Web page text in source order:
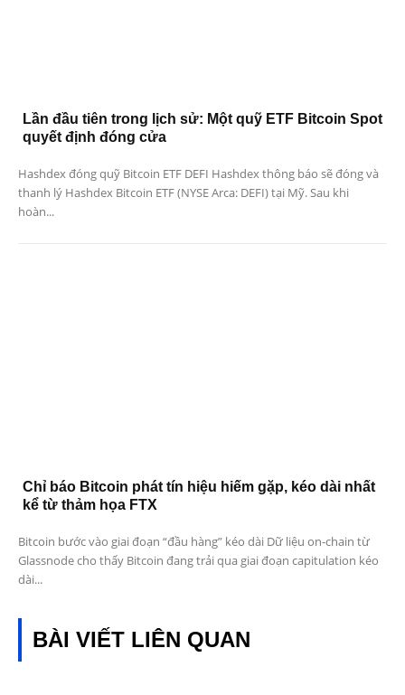
Lần đầu tiên trong lịch sử: Một quỹ ETF Bitcoin Spot
quyết định đóng cửa
Hashdex đóng quỹ Bitcoin ETF DEFI Hashdex thông báo sẽ đóng và
thanh lý Hashdex Bitcoin ETF (NYSE Arca: DEFI) tại Mỹ. Sau khi
hoàn...
Chỉ báo Bitcoin phát tín hiệu hiếm gặp, kéo dài nhất
kể từ thảm họa FTX
Bitcoin bước vào giai đoạn “đầu hàng” kéo dài Dữ liệu on-chain từ
Glassnode cho thấy Bitcoin đang trải qua giai đoạn capitulation kéo
dài...
BÀI VIẾT LIÊN QUAN